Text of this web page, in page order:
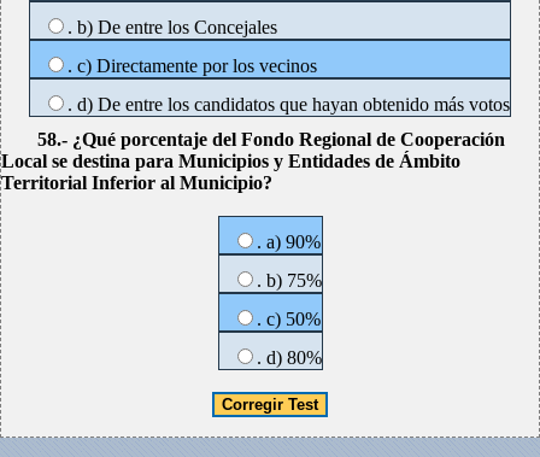
. b) De entre los Concejales
. c) Directamente por los vecinos
. d) De entre los candidatos que hayan obtenido más votos
58.- ¿Qué porcentaje del Fondo Regional de Cooperación
Local se destina para Municipios y Entidades de Ámbito
Territorial Inferior al Municipio?
. a) 90%
. b) 75%
. c) 50%
. d) 80%